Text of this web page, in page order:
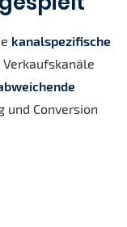
kanalspezifische
und Conversion